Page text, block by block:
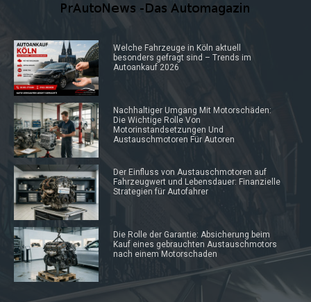
Welche Fahrzeuge in Köln aktuell
besonders gefragt sind – Trends im
Autoankauf 2026
Nachhaltiger Umgang Mit Motorschäden:
Die Wichtige Rolle Von
Motorinstandsetzungen Und
Austauschmotoren Für Autoren
Der Einfluss von Austauschmotoren auf
Fahrzeugwert und Lebensdauer: Finanzielle
Strategien für Autofahrer
Die Rolle der Garantie: Absicherung beim
Kauf eines gebrauchten Austauschmotors
nach einem Motorschaden